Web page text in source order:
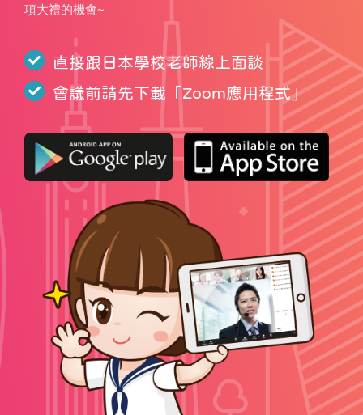
項大禮的機會~
直接跟日本學校老師線上面談
會議前請先下載「 Zoom應用程式」